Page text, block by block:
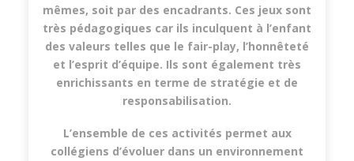
mêmes, soit par des encadrants. Ces jeux sont
très pédagogiques car ils inculquent à l’enfant
des valeurs telles que le fair-play, l’honnêteté
et l’esprit d’équipe. Ils sont également très
enrichissants en terme de stratégie et de
responsabilisation.
L’ensemble de ces activités permet aux
collégiens d’évoluer dans un environnement